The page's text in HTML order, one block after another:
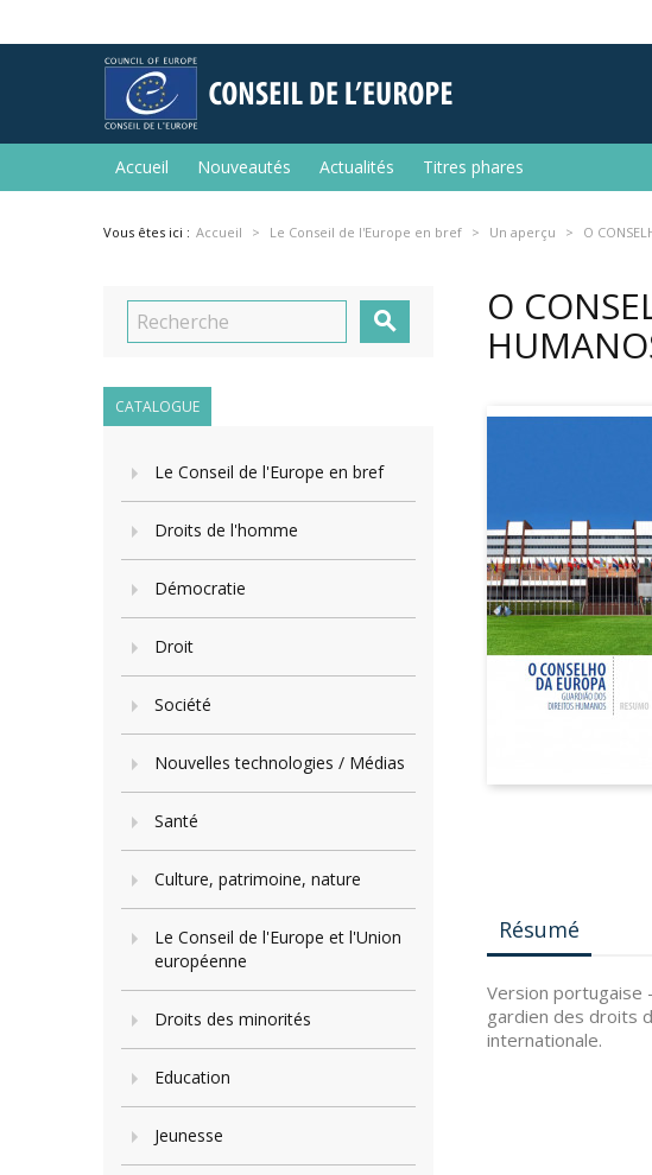
Accueil Nouveautés Actualités Titres phares
Vous êtes ici : Accueil Le Conseil de l'Europe en bref Un aperçu O

CATALOGUE
Le Conseil de l'Europe en bref
Droits de l'homme
Démocratie
Droit
Société
Nouvelles technologies / Médias
Santé
Culture, patrimoine, nature
Le Conseil de l'Europe et l'Union
européenne
Droits des minorités
Education
Jeunesse
O
Résumé
Version portugaise
gardien des droits
internationale.